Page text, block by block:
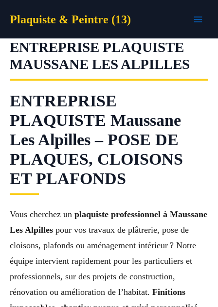
Plaquiste & Peintre (13)
ENTREPRISE PLAQUISTE
MAUSSANE LES ALPILLES
ENTREPRISE
PLAQUISTE Maussane
Les Alpilles – POSE DE
PLAQUES, CLOISONS
ET PLAFONDS
Vous cherchez un plaquiste professionnel à Maussane
Les Alpilles pour vos travaux de plâtrerie, pose de
cloisons, plafonds ou aménagement intérieur ? Notre
équipe intervient rapidement pour les particuliers et
professionnels, sur des projets de construction,
rénovation ou amélioration de l’habitat. Finitions